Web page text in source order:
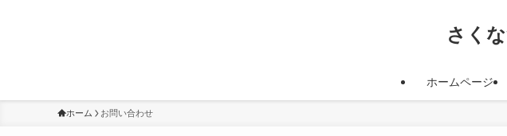
さく
ホームページ
ホーム お問い合わせ